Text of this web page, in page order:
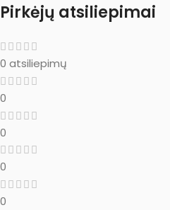
Pirkėjų atsiliepimai
0 atsiliepimų
0
0
0
0